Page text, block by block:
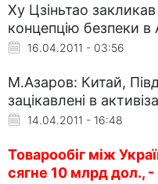
Ху Цзіньтао
концепцію безпеки в
16.04.2011 - 03:56
М.Азаров: Китай,
зацікавлені в
14.04.2011 - 16:48
Товарообіг між
сягне 10 млрд дол.,